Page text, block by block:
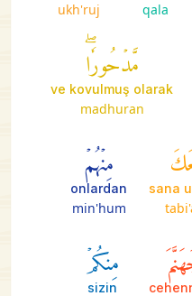
qala
ukh'ruj
مَّدۡحُورٗاۖ
ve kovulmuş olarak
madhuran
sana
مِنۡهُمۡ
onlardan
min'hum
مِنكُمۡ
sizin